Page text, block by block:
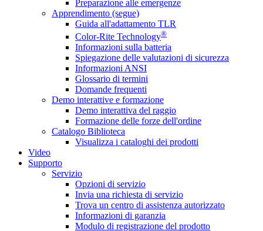
Preparazione alle emergenze
Apprendimento (segue)
Guida all'adattamento TLR
Color-Rite Technology®
Informazioni sulla batteria
Spiegazione delle valutazioni di sicurezza
Informazioni ANSI
Glossario di termini
Domande frequenti
Demo interattive e formazione
Demo interattiva del raggio
Formazione delle forze dell'ordine
Catalogo Biblioteca
Visualizza i cataloghi dei prodotti
Video
Supporto
Servizio
Opzioni di servizio
Invia una richiesta di servizio
Trova un centro di assistenza autorizzato
Informazioni di garanzia
Modulo di registrazione del prodotto